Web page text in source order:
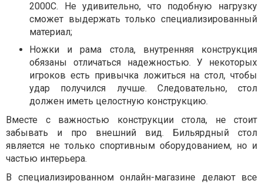
2000С. Не удивительно, что подобную нагрузку
сможет выдержать только специализированный
материал;
Ножки и рама стола, внутренняя конструкция
обязаны отличаться надежностью. У некоторых
игроков есть привычка ложиться на стол, чтобы
удар получился лучше. Следовательно, стол
должен иметь целостную конструкцию.
Вместе с важностью конструкции стола, не стоит
забывать и про внешний вид. Бильярдный стол
является не только спортивным оборудованием, но и
частью интерьера.
В специализированном онлайн-магазине делают все